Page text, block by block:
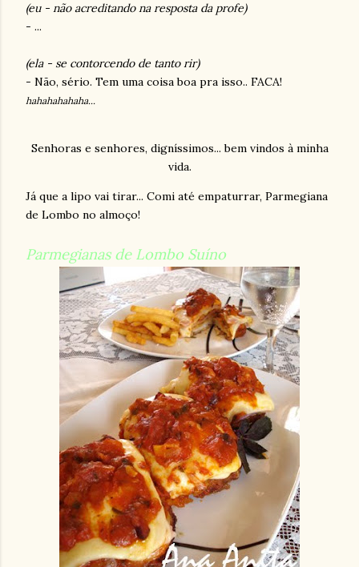
(eu - não acreditando na resposta da profe)
- ...
(ela - se contorcendo de tanto rir)
- Não, sério. Tem uma coisa boa pra isso.. FACA!
hahahahahaha...
Senhoras e senhores, digníssimos... bem vindos à minha
vida.
Já que a lipo vai tirar... Comi até empaturrar, Parmegiana
de Lombo no almoço!
Parmegianas de Lombo Suíno